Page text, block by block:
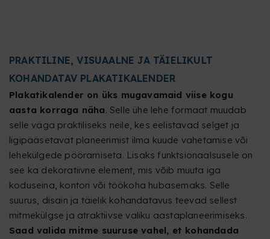
PRAKTILINE, VISUAALNE JA TÄIELIKULT
KOHANDATAV PLAKATIKALENDER
Plakatikalender on üks mugavamaid viise kogu
aasta korraga näha. Selle ühe lehe formaat muudab
selle väga praktiliseks neile, kes eelistavad selget ja
ligipääsetavat planeerimist ilma kuude vahetamise või
lehekülgede pööramiseta. Lisaks funktsionaalsusele on
see ka dekoratiivne element, mis võib muuta iga
koduseina, kontori või töökoha hubasemaks. Selle
suurus, disain ja täielik kohandatavus teevad sellest
mitmekülgse ja atraktiivse valiku aastaplaneerimiseks.
Saad valida mitme suuruse vahel, et kohandada